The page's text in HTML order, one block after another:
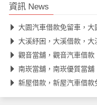
資訊 News
大園汽車借款免留車，大園機車
大溪紓困，大溪借款，大溪借貸
觀音當舖，觀音汽車借款，觀音機
南崁當舖，南崁優質當舖，南崁汽車
新屋借款，新屋汽車借款免留車，